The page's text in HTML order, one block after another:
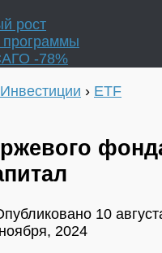
рост
-78%
Инвестиции › ETF
10
2024